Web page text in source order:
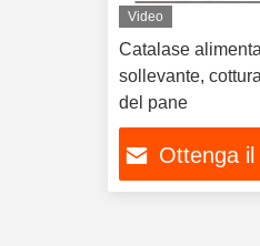
Video
Catalase
sollevante,
del pane
Ottenga